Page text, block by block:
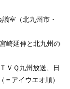
室（北九州市・
崎延伸と北九州の
ＶＱ九州放送、日
アイウエオ順）